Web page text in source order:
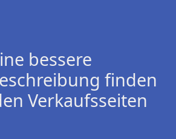
bessere
finden
Verkaufsseiten